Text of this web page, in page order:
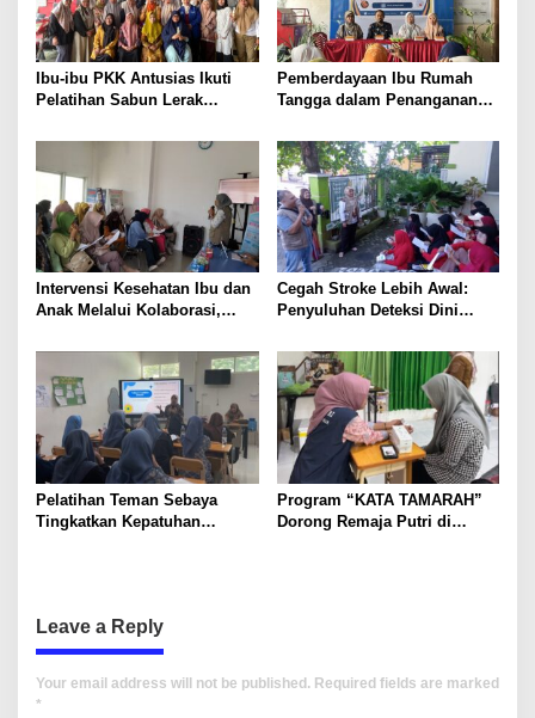
Ibu-ibu PKK Antusias Ikuti
Pelatihan Sabun Lerak
Kelurahan Banta-Bantaeng
Pemberdayaan Ibu Rumah
Tangga dalam Penanganan
Pemanfaatan Kayu Secang di
Kelurahan Banta-Bantaeng
Intervensi Kesehatan Ibu dan
Anak Melalui Kolaborasi,
Masyarakat, Swasta di
Kelurahan Mangasa
Kecamatan Tamalate
Cegah Stroke Lebih Awal:
Penyuluhan Deteksi Dini
Puskesmas Mangasa
Makassar
Pelatihan Teman Sebaya
Tingkatkan Kepatuhan
Program “KATA TAMARAH”
Dorong Remaja Putri di
Leave a Reply
Your email address will not be published. Required fields are marked
*